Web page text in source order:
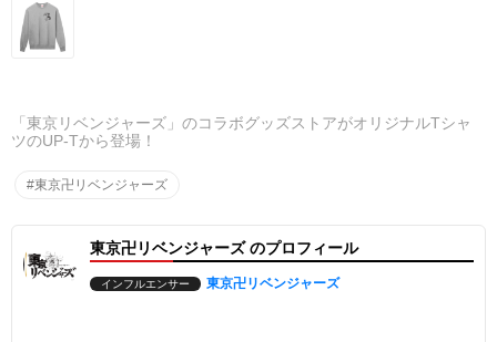
「東京リベンジャーズ」のコラボグッズストアがオリジナルTシャ
ツのUP-Tから登場！
#東京卍リベンジャーズ
東京卍リベンジャーズ のプロフィール
インフルエンサー 東京卍リベンジャーズ